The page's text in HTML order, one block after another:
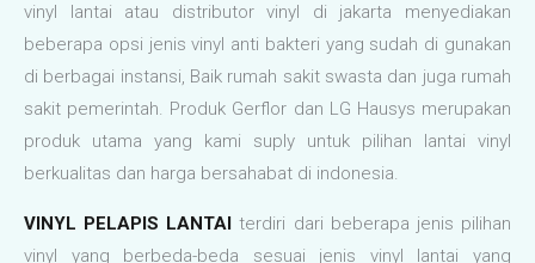
vinyl lantai atau distributor vinyl di jakarta menyediakan
beberapa opsi jenis vinyl anti bakteri yang sudah di gunakan
di berbagai instansi, Baik rumah sakit swasta dan juga rumah
sakit pemerintah. Produk Gerflor dan LG Hausys merupakan
produk utama yang kami suply untuk pilihan lantai vinyl
berkualitas dan harga bersahabat di indonesia.
VINYL PELAPIS LANTAI terdiri dari beberapa jenis pilihan
vinyl yang berbeda-beda sesuai jenis vinyl lantai yang